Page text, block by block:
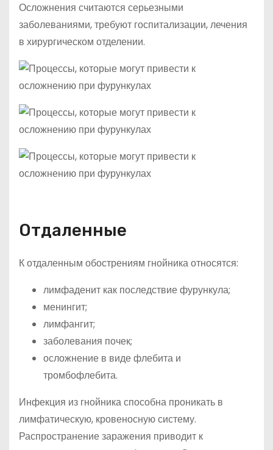
Осложнения считаются серьезными
заболеваниями, требуют госпитализации, лечения
в хирургическом отделении.
Отдаленные
К отдаленным обострениям гнойника относятся:
лимфаденит как последствие фурункула;
менингит;
лимфангит;
заболевания почек;
осложнение в виде флебита и
тромбофлебита.
Инфекция из гнойника способна проникать в
лимфатическую, кровеносную систему.
Распространение заражения приводит к